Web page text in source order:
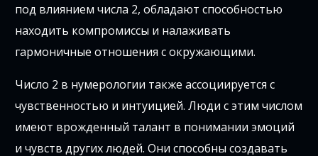
под влиянием числа 2, обладают способностью
находить компромиссы и налаживать
гармоничные отношения с окружающими.
Число 2 в нумерологии также ассоциируется с
чувственностью и интуицией. Люди с этим числом
имеют врожденный талант в понимании эмоций
и чувств других людей. Они способны создавать